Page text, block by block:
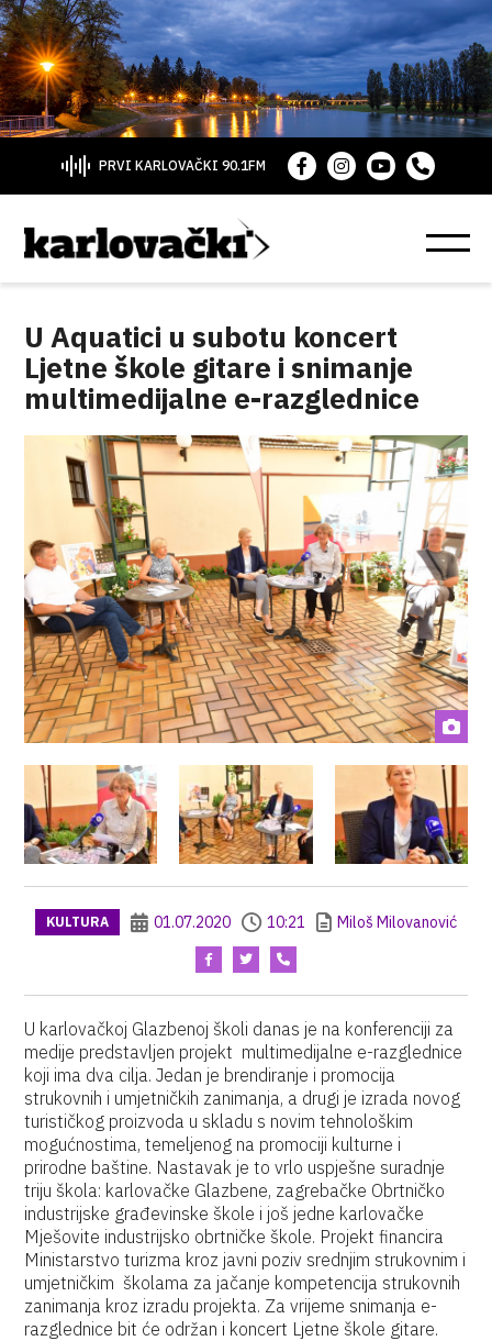
PRVI KARLOVAČKI 90.1FM
U Aquatici u subotu koncert
Ljetne škole gitare i snimanje
multimedijalne e-razglednice
KULTURA 01.07.2020 10:21 Miloš Milovanović
U karlovačkoj Glazbenoj školi danas je na konferenciji za
medije predstavljen projekt multimedijalne e-razglednice
koji ima dva cilja. Jedan je brendiranje i promocija
strukovnih i umjetničkih zanimanja, a drugi je izrada novog
turističkog proizvoda u skladu s novim tehnološkim
mogućnostima, temeljenog na promociji kulturne i
prirodne baštine. Nastavak je to vrlo uspješne suradnje
triju škola: karlovačke Glazbene, zagrebačke Obrtničko
industrijske građevinske škole i još jedne karlovačke
Mješovite industrijsko obrtničke škole. Projekt financira
Ministarstvo turizma kroz javni poziv srednjim strukovnim i
umjetničkim školama za jačanje kompetencija strukovnih
zanimanja kroz izradu projekta. Za vrijeme snimanja e-
razglednice bit će održan i koncert Ljetne škole gitare.